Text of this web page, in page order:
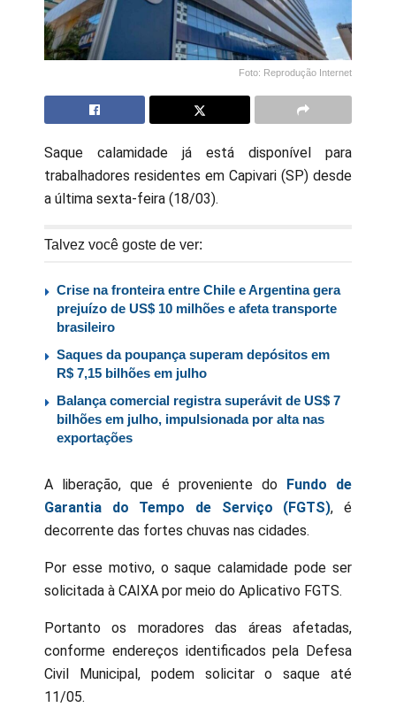
Foto: Reprodução Internet
Saque calamidade já está disponível para
trabalhadores residentes em Capivari (SP) desde
a última sexta-feira (18/03).
Talvez você goste de ver:
Crise na fronteira entre Chile e Argentina gera
prejuízo de US$ 10 milhões e afeta transporte
brasileiro
Saques da poupança superam depósitos em
R$ 7,15 bilhões em julho
Balança comercial registra superávit de US$ 7
bilhões em julho, impulsionada por alta nas
exportações
A liberação, que é proveniente do
Fundo de
Garantia do Tempo de Serviço (FGTS), é
decorrente das fortes chuvas nas cidades.
Por esse motivo, o saque calamidade pode ser
solicitada à CAIXA por meio do Aplicativo FGTS.
Portanto os moradores das áreas afetadas,
conforme endereços identificados pela Defesa
Civil Municipal, podem solicitar o saque até
11/05.